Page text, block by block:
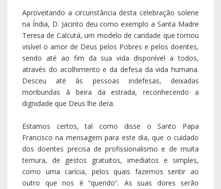
Aproveitando a circunstância desta celebração solene
na Índia, D. Jacinto deu como exemplo a Santa Madre
Teresa de Calcutá, um modelo de caridade que tornou
visível o amor de Deus pelos Pobres e pelos doentes,
sendo até ao fim da sua vida disponível a todos,
através do acolhimento e da defesa da vida humana.
Desceu até às pessoas indefesas, deixadas
moribundas à beira da estrada, reconhecendo a
dignidade que Deus lhe dera.
Estamos certos, tal como disse o Santo Papa
Francisco na mensagem para este dia, que o cuidado
dos doentes precisa de profissionalismo e de muita
ternura, de gestos gratuitos, imediatos e simples,
como uma carícia, pelos quais fazemos sentir ao
outro que nos é “querido”. As suas dores serão